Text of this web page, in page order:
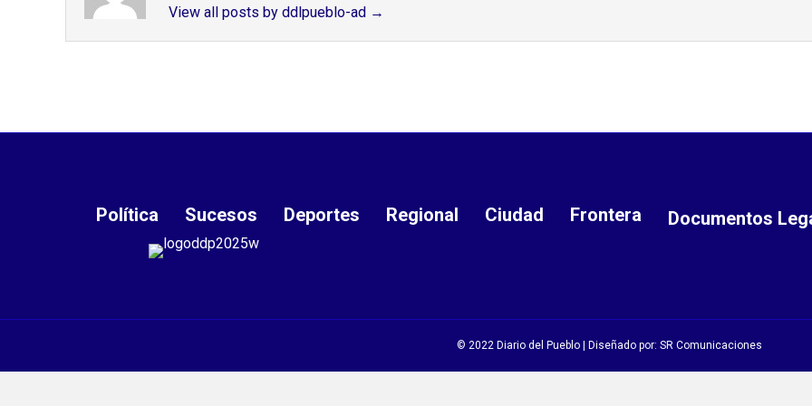
View all posts by ddlpueblo-ad →
Política Sucesos Deportes Regional Ciudad Frontera Documentos
© 2022 Diario del Pueblo | Diseñado por: SR Comunicaciones